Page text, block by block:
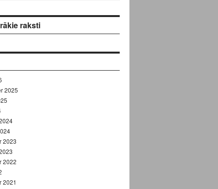
raksti
2025
2023
2022
2021